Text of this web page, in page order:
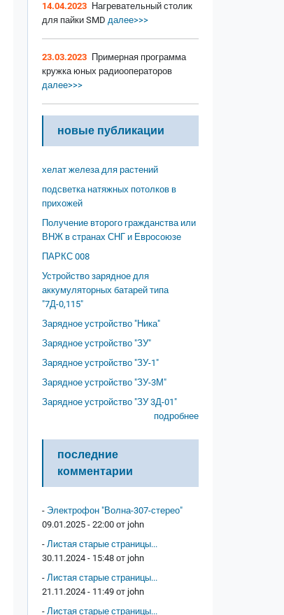
14.04.2023 Нагревательный столик
для пайки SMD далее>>>
23.03.2023 Примерная программа
кружка юных радиооператоров
далее>>>
новые публикации
хелат железа для растений
подсветка натяжных потолков в
прихожей
Получение второго гражданства или
ВНЖ в странах СНГ и Евросоюзе
ПАРКС 008
Устройство зарядное для
аккумуляторных батарей типа
"7Д-0,115"
Зарядное устройство "Ника"
Зарядное устройство "ЗУ"
Зарядное устройство "ЗУ-1"
Зарядное устройство "ЗУ-3М"
Зарядное устройство "ЗУ 3Д-01"
подробнее
последние
комментарии
- Электрофон "Волна-307-стерео"
09.01.2025 - 22:00 от john
- Листая старые страницы...
30.11.2024 - 15:48 от john
- Листая старые страницы...
21.11.2024 - 11:49 от john
- Листая старые страницы...